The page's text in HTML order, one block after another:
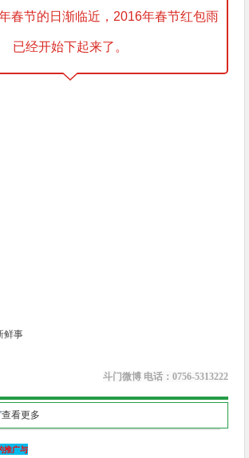
春节的日渐临近，2016年春节红包雨
已经开始下起来了。
鲜事
斗门微博 电话：0756-5313222
查看更多
推广与